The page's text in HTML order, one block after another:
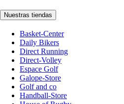
Nuestras tiendas
Basket-Center
Daily Bikers
Direct Running
Direct-Volley
Espace Golf
Galope-Store
Golf and co
Handball-Store